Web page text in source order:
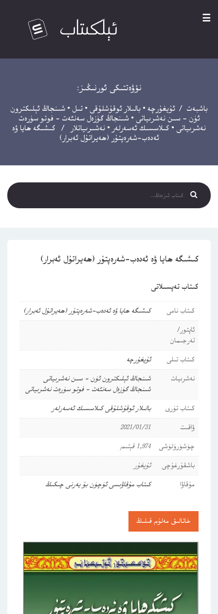
☰
نۆۋەتتىكى ئورنىڭىز:
باشبەت / ئۇيغۇرچە • بالىلار ئوقۇشلۇقى • تىل • شىنجاڭ ئېلىكترون
ئۈن - سىن نەشرىياتى •شىنجاڭ گۈزەل سەنئەت - فوتو سۈرەت
نەشرىياتى • كىلاسسىك ئەسەرلەر • نەشىرىياتلار / كىشىگە ھايا ۋە
ئەدەب-شەرەپتۇر (ھەيراتۇل ئەبرار)
كىشىگە ھايا ۋە ئەدەب-شەرەپتۇر (ھەيراتۇل ئەبرار)
كىتاب تەپسىلاتى
كىتاب نامى
كىشىگە ھايا ۋە ئەدەب-شەرەپتۇر (ھەيراتۇل ئەبرار)
ئاپتور/
تەرجىمان
كىتاب تىلى
ئۇيغۇرچە
نەشرىيات
شىنجاڭ ئېلىكترون ئۈن - سىن نەشرىياتى
شىنجاڭ گۈزەل سەنئەت - فوتو سۈرەت نەشرىياتى
كىتاب تۈرى
بالىلار ئوقۇشلۇقى كىلاسسىك ئەسەرلەر
ۋاقىت
2021/01/31
چۈشۈرۈلۈشى
1,974 قېتىم
باشقۇرغۇچى
ئۇيغۇر
مۇقاۋا
كىتاب مۇقاۋىسى ئۈچۈن بۇ يەرنى چىكىڭ
خاتالىق مەلۇم قىلىڭ